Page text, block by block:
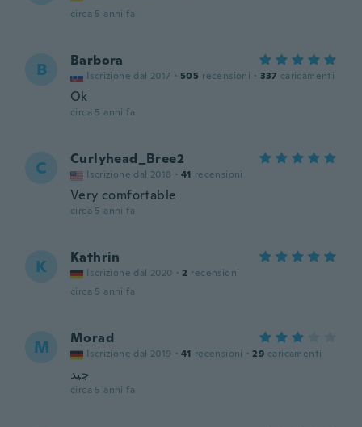
circa 5 anni fa
B Barbora
Iscrizione dal 2017 · 505 recensioni · 337 caricamenti
Ok
circa 5 anni fa
C Curlyhead_Bree2
Iscrizione dal 2018 · 41 recensioni
Very comfortable
circa 5 anni fa
K Kathrin
Iscrizione dal 2020 · 2 recensioni
circa 5 anni fa
M Morad
Iscrizione dal 2019 · 41 recensioni · 29 caricamenti
جيد
circa 5 anni fa